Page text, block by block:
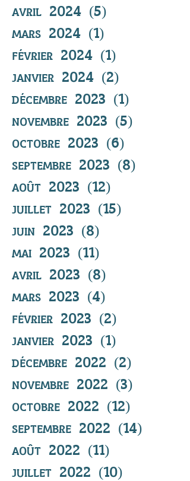
avril 2024 (5)
mars 2024 (1)
février 2024 (1)
janvier 2024 (2)
décembre 2023 (1)
novembre 2023 (5)
octobre 2023 (6)
septembre 2023 (8)
août 2023 (12)
juillet 2023 (15)
juin 2023 (8)
mai 2023 (11)
avril 2023 (8)
mars 2023 (4)
février 2023 (2)
janvier 2023 (1)
décembre 2022 (2)
novembre 2022 (3)
octobre 2022 (12)
septembre 2022 (14)
août 2022 (11)
juillet 2022 (10)